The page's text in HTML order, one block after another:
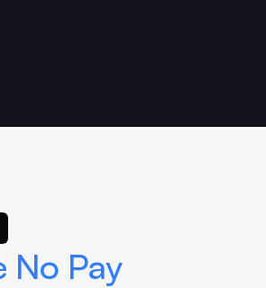
No Cure No Pay